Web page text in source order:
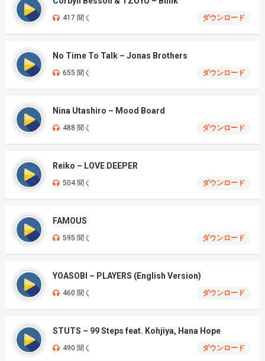
417 聞く ダウンロード
No Time To Talk – Jonas Brothers
655 聞く ダウンロード
Nina Utashiro – Mood Board
488 聞く ダウンロード
Reiko – LOVE DEEPER
504 聞く ダウンロード
FAMOUS
595 聞く ダウンロード
YOASOBI – PLAYERS (English Version)
460 聞く ダウンロード
STUTS – 99 Steps feat. Kohjiya, Hana Hope
490 聞く ダウンロード